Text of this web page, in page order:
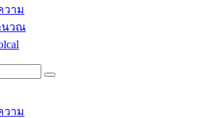
วาม
นวณ
วาม